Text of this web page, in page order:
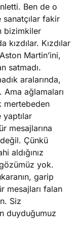
Ben de o
sanatçılar fakir
bizimkiler
kızdılar. Kızdılar
Martin’ini,
satmadı.
aralarında,
Ama ağlamaları
mertebeden
mesajlarına
Çünkü
aldığınız
yok.
garip
mesajları falan
Siz
duyduğumuz